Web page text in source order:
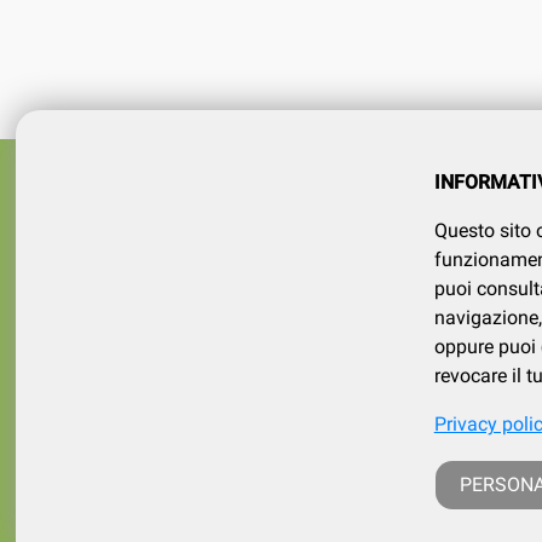
Contatti
p. iva /
Questo sito
puoi
oppure puoi
revocare il
Privacy